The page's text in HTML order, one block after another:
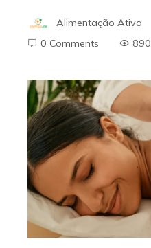
Alimentação Ativa
0 Comments
890